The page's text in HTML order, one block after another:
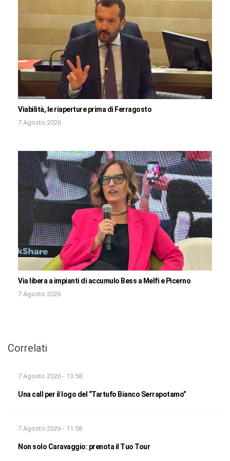
Viabilità, le riaperture prima di Ferragosto
7 Agosto 2026
Via libera a impianti di accumulo Bess a Melfi e Picerno
7 Agosto 2026
Correlati
7 Agosto 2026 - 13:58
Una call per il logo del “Tartufo Bianco Serrapotamo”
7 Agosto 2026 - 11:58
Non solo Caravaggio: prenota il Tuo Tour